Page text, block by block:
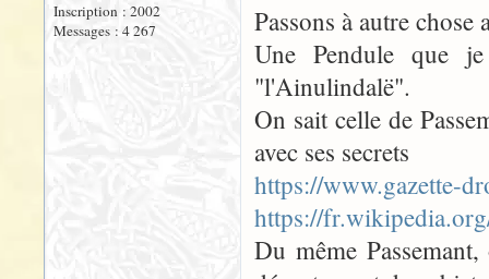
Inscription : 2002
Messages : 4 267
Passons à autre chose
Une Pendule que
"l'Ainulindalë".
On sait celle de
avec ses secrets
https://www.gazette-
https://
Du même